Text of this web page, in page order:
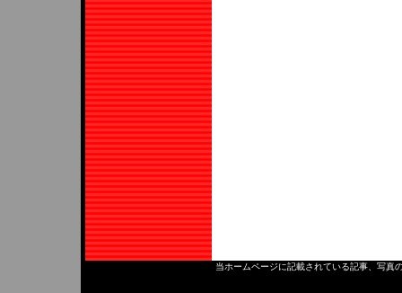
当ホームページに記載されている記事、写真